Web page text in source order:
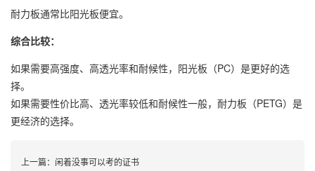
耐力板通常比阳光板便宜。
综合比较：
如果需要高强度、高透光率和耐候性，阳光板（PC）是更好的选
择。
如果需要性价比高、透光率较低和耐候性一般，耐力板（PETG）是
更经济的选择。
上一篇： 闲着没事可以考的证书